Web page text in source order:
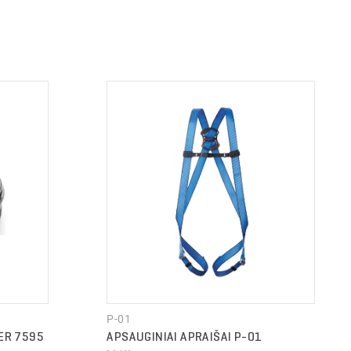
7595
P-01
APSAUGINIAI APRAIŠAI P-01